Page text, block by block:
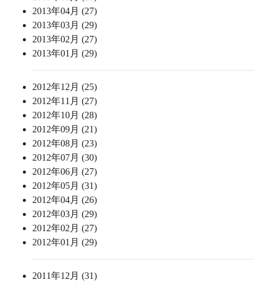
2013年04月 (27)
2013年03月 (29)
2013年02月 (27)
2013年01月 (29)
2012年12月 (25)
2012年11月 (27)
2012年10月 (28)
2012年09月 (21)
2012年08月 (23)
2012年07月 (30)
2012年06月 (27)
2012年05月 (31)
2012年04月 (26)
2012年03月 (29)
2012年02月 (27)
2012年01月 (29)
2011年12月 (31)